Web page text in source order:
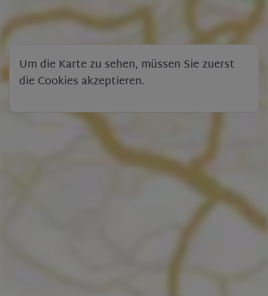
Um die Karte zu sehen, müssen Sie zuerst
die Cookies akzeptieren.